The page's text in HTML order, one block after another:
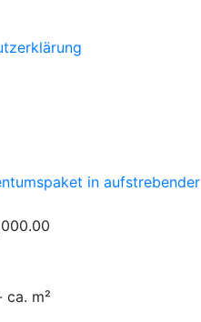
in aufstrebender
ca. m²